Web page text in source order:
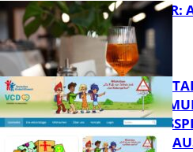
FB Kultur
HOT SUMMER:
LUMA
ZUM
PFALZ:
SCHULWEGE